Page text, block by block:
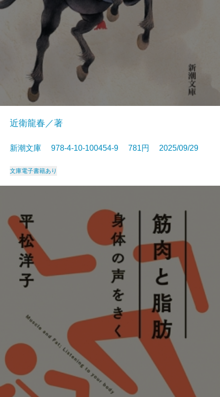
近衛龍春／著
新潮文庫 978-4-10-100454-9 781円 2025/09/29
文庫電子書籍あり